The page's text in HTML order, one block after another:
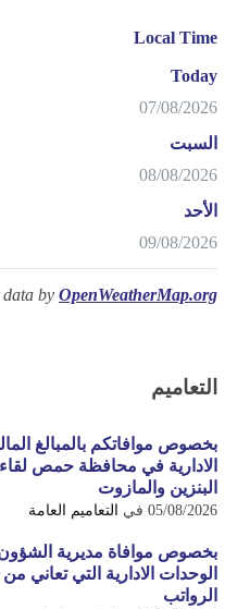
Local Time
Today
07/08/2026
السبت
08/08/2026
الأحد
09/08/2026
data by OpenWeatherMap.org
التعاميم
بخصوص موافاتكم بالمبالغ
الادارية في محافظة حمص
البنزين والمازوت
05/08/2026 في التعاميم العامة
بخصوص موافاة مديرية الشؤون
الوحدات الادارية التي تعاني
الرواتب